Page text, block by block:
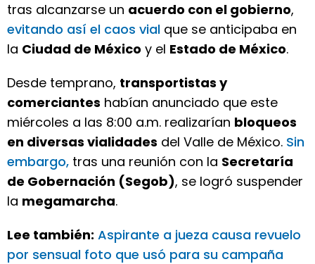
tras alcanzarse un acuerdo con el gobierno,
evitando así el caos vial que se anticipaba en
la Ciudad de México y el Estado de México.
Desde temprano, transportistas y
comerciantes habían anunciado que este
miércoles a las 8:00 a.m. realizarían bloqueos
en diversas vialidades del Valle de México. Sin
embargo, tras una reunión con la Secretaría
de Gobernación (Segob), se logró suspender
la megamarcha.
Lee también: Aspirante a jueza causa revuelo
por sensual foto que usó para su campaña